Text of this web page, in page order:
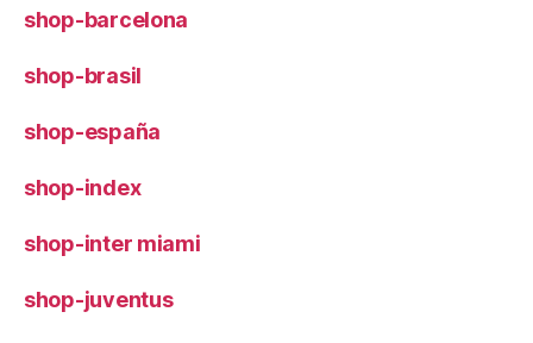
shop-barcelona
shop-brasil
shop-españa
shop-index
shop-inter miami
shop-juventus